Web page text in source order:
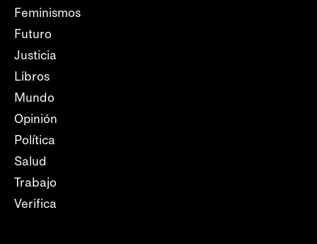
Feminismos
Futuro
Justicia
Libros
Mundo
Opinión
Política
Salud
Trabajo
Verifica